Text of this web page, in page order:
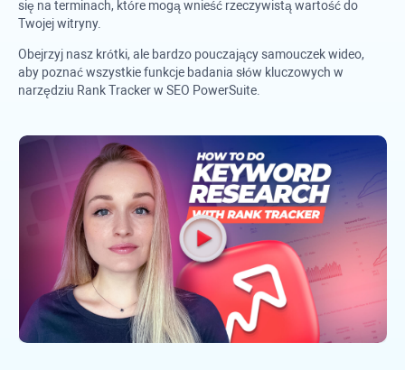
się na terminach, które mogą wnieść rzeczywistą wartość do
Twojej witryny.
Obejrzyj nasz krótki, ale bardzo pouczający samouczek wideo,
aby poznać wszystkie funkcje badania słów kluczowych w
narzędziu Rank Trackerw SEO PowerSuite